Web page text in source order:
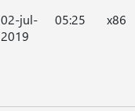
02-jul-
2019
05:25 x86